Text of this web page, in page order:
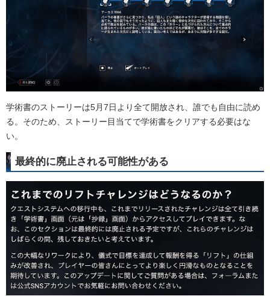
学術書のストーリーは5月7日より全て開放され、誰でも自由に読め
る。そのため、ストーリー目当てで学術書をクリアする必要はな
い。
最終的に廃止される可能性がある